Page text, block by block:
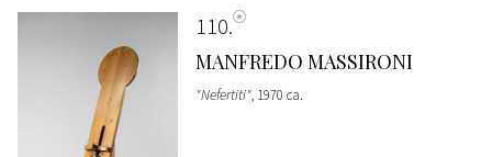
110
MANFREDO MASSIRONI
"Nefertiti", 1970 ca.